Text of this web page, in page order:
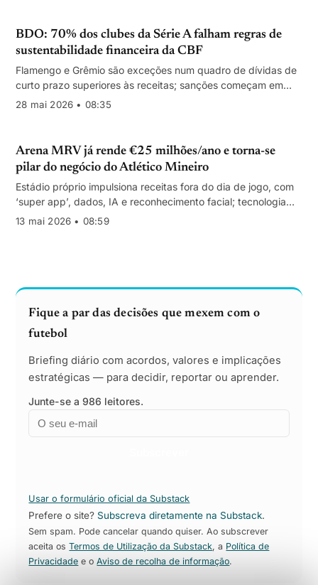
BDO: 70% dos clubes da Série A falham regras de
sustentabilidade financeira da CBF
Flamengo e Grêmio são exceções num quadro de dívidas de
curto prazo superiores às receitas; sanções começam em
2026
28 mai 2026 • 08:35
Arena MRV já rende €25 milhões/ano e torna-se
pilar do negócio do Atlético Mineiro
Estádio próprio impulsiona receitas fora do dia de jogo, com
‘super app’, dados, IA e reconhecimento facial; tecnologia
soma €10 milhões/ano extra e aproxima o Galo do top-3 no
13 mai 2026 • 08:59
Fique a par das decisões que mexem com o
futebol
Briefing diário com acordos, valores e implicações
estratégicas — para decidir, reportar ou aprender.
Junte-se a 986 leitores.
Email
Empresa
Usar o formulário oficial da Substack
Prefere o site?Subscreva diretamente na Substack.
Sem spam. Pode cancelar quando quiser. Ao subscrever
aceita osTermos de Utilização da Substack, a Política de
Privacidade e oAviso de recolha de informação.